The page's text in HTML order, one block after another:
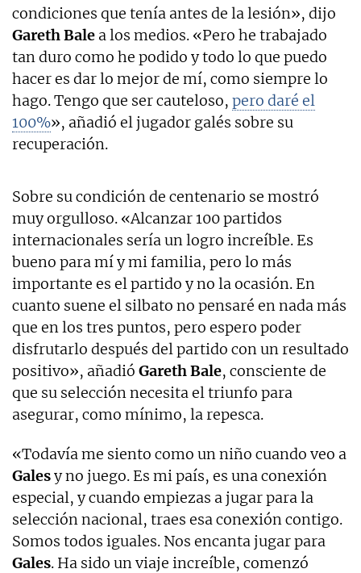
condiciones que tenía antes de la lesión», dijo
Gareth Bale a los medios. «Pero he trabajado
tan duro como he podido y todo lo que puedo
hacer es dar lo mejor de mí, como siempre lo
hago. Tengo que ser cauteloso, pero daré el
100%», añadió el jugador galés sobre su
recuperación.
Sobre su condición de centenario se mostró
muy orgulloso. «Alcanzar 100 partidos
internacionales sería un logro increíble. Es
bueno para mí y mi familia, pero lo más
importante es el partido y no la ocasión. En
cuanto suene el silbato no pensaré en nada más
que en los tres puntos, pero espero poder
disfrutarlo después del partido con un resultado
positivo», añadió Gareth Bale, consciente de
que su selección necesita el triunfo para
asegurar, como mínimo, la repesca.
«Todavía me siento como un niño cuando veo a
Galesy no juego. Es mi país, es una conexión
especial, y cuando empiezas a jugar para la
selección nacional, traes esa conexión contigo.
Somos todos iguales. Nos encanta jugar para
Gales. Ha sido un viaje increíble, comenzó